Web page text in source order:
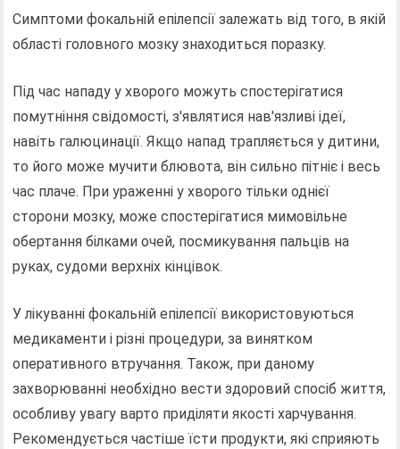
Симптоми фокальній епілепсії залежать від того, в якій
області головного мозку знаходиться поразку.
Під час нападу у хворого можуть спостерігатися
помутніння свідомості, з'являтися нав'язливі ідеї,
навіть галюцинації. Якщо напад трапляється у дитини,
то його може мучити блювота, він сильно пітніє і весь
час плаче. При ураженні у хворого тільки однієї
сторони мозку, може спостерігатися мимовільне
обертання білками очей, посмикування пальців на
руках, судоми верхніх кінцівок.
У лікуванні фокальній епілепсії використовуються
медикаменти і різні процедури, за винятком
оперативного втручання. Також, при даному
захворюванні необхідно вести здоровий спосіб життя,
особливу увагу варто приділяти якості харчування.
Рекомендується частіше їсти продукти, які сприяють